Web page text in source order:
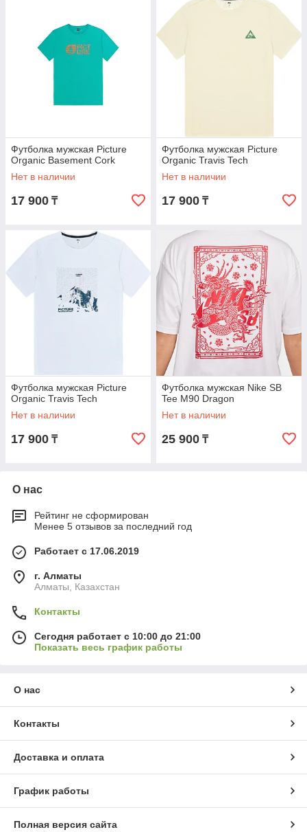
Футболка мужская Picture
Organic Basement Cork
Нет в наличии
17 900 ₸
Футболка мужская Picture
Organic Travis Tech
Нет в наличии
17 900 ₸
Футболка мужская Picture
Organic Travis Tech
Нет в наличии
17 900 ₸
Футболка мужская Nike SB
Tee M90 Dragon
Нет в наличии
25 900 ₸
О нас
Рейтинг не сформирован
Менее 5 отзывов за последний год
Работает с 17.06.2019
г. Алматы
Алматы, Казахстан
Контакты
Сегодня работает с 10:00 до 21:00
Показать весь график работы
О нас
Контакты
Доставка и оплата
График работы
Полная версия сайта